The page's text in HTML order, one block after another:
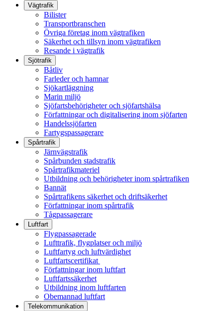
Vägtrafik
Bilister
Transportbranschen
Övriga företag inom vägtrafiken
Säkerhet och tillsyn inom vägtrafiken
Resande i vägtrafik
Sjötrafik
Båtliv
Farleder och hamnar
Sjökartläggning
Marin miljö
Sjöfartsbehörigheter och sjöfartshälsa
Författningar och digitalisering inom sjöfarten
Handelssjöfarten
Fartygspassagerare
Spårtrafik
Järnvägstrafik
Spårbunden stadstrafik
Spårtrafikmateriel
Utbildning och behörigheter inom spårtrafiken
Bannät
Spårtrafikens säkerhet och driftsäkerhet
Författningar inom spårtrafik
Tågpassagerare
Luftfart
Flygpassagerade
Lufttrafik, flygplatser och miljö
Luftfartyg och luftvärdighet
Luftfartscertifikat
Författningar inom luftfart
Luftfartssäkerhet
Utbildning inom luftfarten
Obemannad luftfart
Telekommunikation